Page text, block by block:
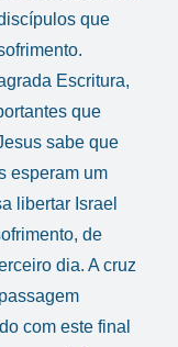
que
Escritura,
que
sabe que
esperam um
libertar Israel
de
dia. A cruz
com este final